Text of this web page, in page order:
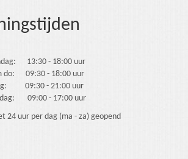
13:30 - 18:00 uur
do: 09:30 - 18:00 uur
09:30 - 21:00 uur
09:00 - 17:00 uur
24 uur per dag (ma - za) geopend